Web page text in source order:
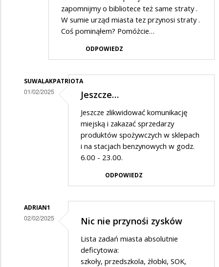
zapomnijmy o bibliotece też same straty .
W sumie urząd miasta tez przynosi straty .
Coś pominąłem? Pomóżcie…
ODPOWIEDZ
SUWALAKPATRIOTA
01/02/2025
,
że
Jeszcze…
Jeszcze zlikwidować komunikację
miejską i zakazać sprzedarzy
produktów spożywczych w sklepach
i na stacjach benzynowych w godz.
6.00 - 23.00.
ODPOWIEDZ
ADRIAN1
02/02/2025 Nic nie przynośi zysków
Lista zadań miasta absolutnie
deficytowa:
szkoły, przedszkola, żłobki, SOK,